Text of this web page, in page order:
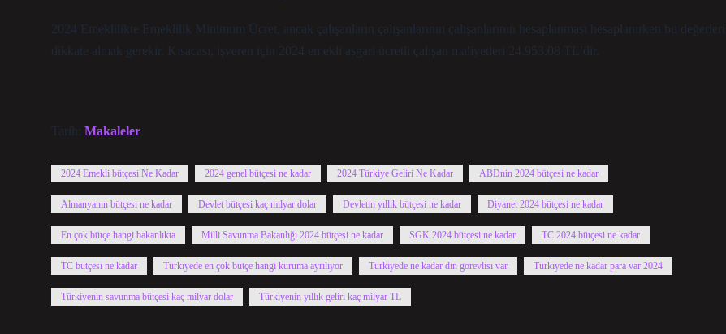
2024 Emeklilikte Emeklilik Minimum Ücret, ancak çalışanların çalışanlarının çalışanlarının hesaplanması hesaplanırken bu değerleri
dikkate almak gerekir. Kısacası, işveren için 2024 emekli asgari ücretli çalışan maliyetleri 24.953.08 TL’dir.
Tarih: Makaleler
2024 Emekli bütçesi Ne Kadar 2024 genel bütçesi ne kadar 2024 Türkiye Geliri Ne Kadar ABDnin 2024 bütçesi ne kadar
Almanyanın bütçesi ne kadar Devlet bütçesi kaç milyar dolar Devletin yıllık bütçesi ne kadar Diyanet 2024 bütçesi ne kadar
En çok bütçe hangi bakanlıkta Milli Savunma Bakanlığı 2024 bütçesi ne kadar SGK 2024 bütçesi ne kadar TC 2024 bütçesi ne kadar
TC bütçesi ne kadar Türkiyede en çok bütçe hangi kuruma ayrılıyor Türkiyede ne kadar din görevlisi var Türkiyede ne kadar para var 2024
Türkiyenin savunma bütçesi kaç milyar dolar Türkiyenin yıllık geliri kaç milyar TL